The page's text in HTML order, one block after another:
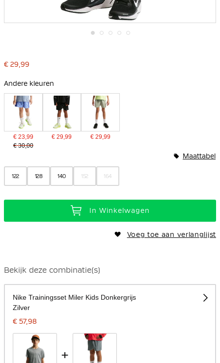
begin
de
gallerij
€ 29,99
Andere kleuren
€ 23,99
€ 30,00
€ 29,99 € 29,99
122 128 140 152 164
Maattabel
In Winkelwagen
Voeg toe aan verlanglijst
Bekijk deze combinatie(s)
Nike Trainingsset Miler Kids Donkergrijs
Zilver
€ 57,98
+